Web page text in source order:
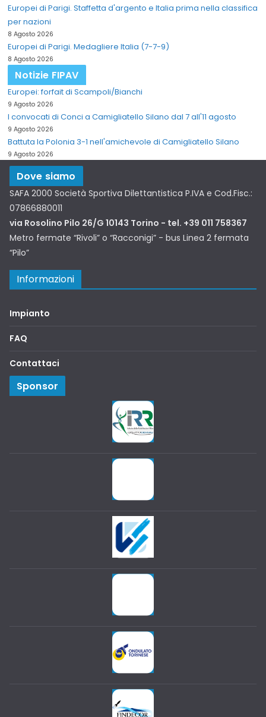
Europei di Parigi. Staffetta d'argento e Italia prima nella classifica
per nazioni
8 Agosto 2026
Europei di Parigi. Medagliere Italia (7-7-9)
8 Agosto 2026
Notizie FIPAV
Europei: forfait di Scampoli/Bianchi
9 Agosto 2026
I convocati di Conci a Camigliatello Silano dal 7 all'11 agosto
9 Agosto 2026
Battuta la Polonia 3-1 nell'amichevole di Camigliatello Silano
9 Agosto 2026
Dove siamo
SAFA 2000 Società Sportiva Dilettantistica P.IVA e Cod.Fisc.:
07866880011
via Rosolino Pilo 26/G 10143 Torino - tel. +39 011 758367
Metro fermate “Rivoli” o “Racconigi” - bus Linea 2 fermata
“Pilo”
Informazioni
Impianto
FAQ
Contattaci
Sponsor